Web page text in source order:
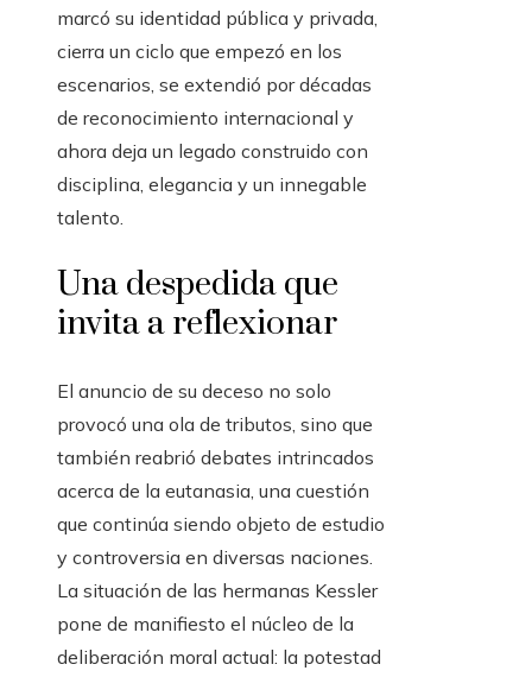
marcó su identidad pública y privada,
cierra un ciclo que empezó en los
escenarios, se extendió por décadas
de reconocimiento internacional y
ahora deja un legado construido con
disciplina, elegancia y un innegable
talento.
Una despedida que
invita a reflexionar
El anuncio de su deceso no solo
provocó una ola de tributos, sino que
también reabrió debates intrincados
acerca de la eutanasia, una cuestión
que continúa siendo objeto de estudio
y controversia en diversas naciones.
La situación de las hermanas Kessler
pone de manifiesto el núcleo de la
deliberación moral actual: la potestad